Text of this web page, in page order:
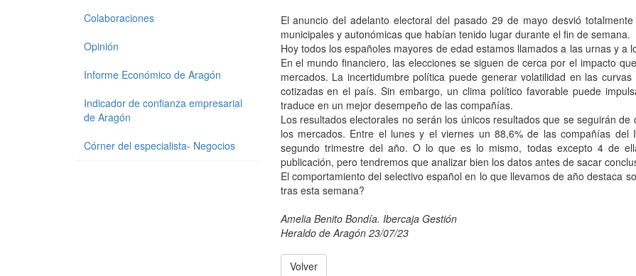
El anuncio del adelanto electoral del pasado 29 de mayo desvió
municipales y autonómicas que habían tenido lugar durante el fin de semana.
Hoy todos los españoles mayores de edad estamos llamados a las urnas y
En el mundo financiero, las elecciones se siguen de cerca por el impacto
mercados. La incertidumbre política puede generar volatilidad en las
cotizadas en el país. Sin embargo, un clima político favorable puede
traduce en un mejor desempeño de las compañías.
Los resultados electorales no serán los únicos resultados que se seguirán
los mercados. Entre el lunes y el viernes un 88,6% de las compañías del
segundo trimestre del año. O lo que es lo mismo, todas excepto 4 de
publicación, pero tendremos que analizar bien los datos antes de sacar
El comportamiento del selectivo español en lo que llevamos de año destaca
tras esta semana?
Amelia Benito Bondía. Ibercaja Gestión
Heraldo de Aragón 23/07/23
Volver
Colaboraciones
Opinión
Informe Económico de Aragón
Indicador de confianza empresarial
de Aragón
Córner del especialista- Negocios